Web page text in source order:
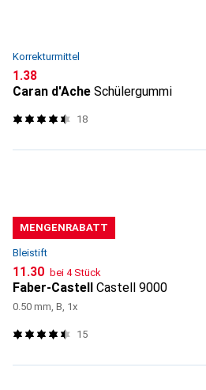
Korrekturmittel
CHF
1.38
Caran d'Ache Schülergummi
18
MENGENRABATT
Bleistift
CHF
11.30 bei 4 Stück
Faber-Castell Castell 9000
0.50 mm, B, 1x
15